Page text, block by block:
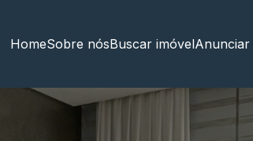
HomeSobre nósBuscar imóvelAnunciar